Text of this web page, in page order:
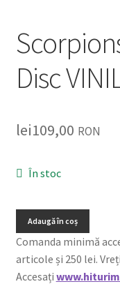
Disc
lei109,00 RON
În stoc
Adaugă în coș
Comanda minimă
articole și 250 lei.
Accesați